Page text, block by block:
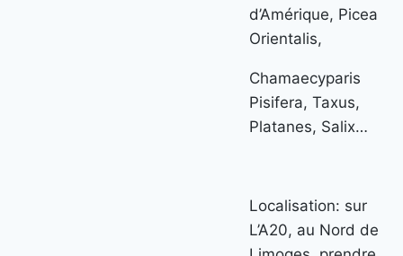
d’Amérique, Picea
Orientalis,
Chamaecyparis
Pisifera, Taxus,
Platanes, Salix…
Localisation: sur
L’A20, au Nord de